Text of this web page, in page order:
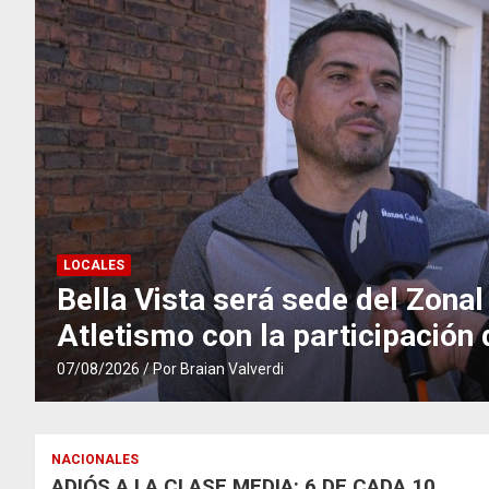
LOCALES
Bella Vista será sede del
Atletismo con la participación
de la región
07/08/2026 Por Braian Valverdi
NACIONALES